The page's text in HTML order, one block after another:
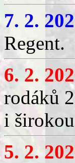
7. 2.
Regent.
6. 2.
rodáků
i
5. 2.